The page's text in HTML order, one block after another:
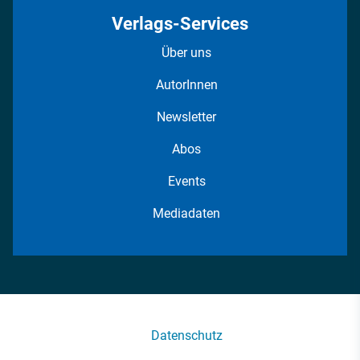
Verlags-Services
Über uns
AutorInnen
Newsletter
Abos
Events
Mediadaten
Datenschutz